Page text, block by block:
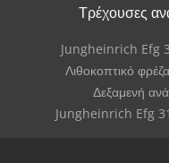
Τρέχουσες
Jungheinrich Efg
Λιθοκοπτικό φρέζα
Δεξαμενή
Jungheinrich Efg